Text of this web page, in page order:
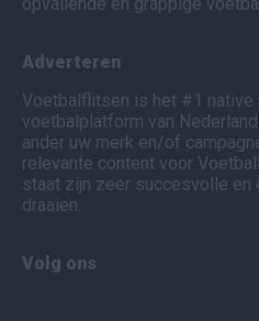
Adverteren
Voetbalflitsen is het #1 native
voetbalplatform van
ander uw merk en/of
relevante content voor
staat zijn zeer succesvolle en
draaien.
Volg ons